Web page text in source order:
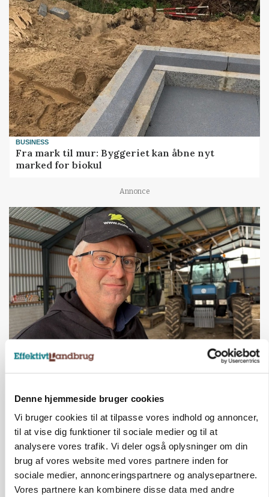
Denne hjemmeside bruger cookies
Vi bruger cookies til at tilpasse vores indhold og annoncer,
til at vise dig funktioner til sociale medier og til at
analysere vores trafik. Vi deler også oplysninger om din
brug af vores website med vores partnere inden for
sociale medier, annonceringspartnere og analysepartnere.
Vores partnere kan kombinere disse data med andre
BUSINESS
Fra mark til mur: Byggeriet kan åbne nyt
marked for biokul
Annonce
POLITIK
»Nu stopper I«: Landbrugsdebattør og
protestgruppe vil demonstrere mod ny
Annonce
Folketinget behandler ny gødskningslov: Sådan
kan den ændre din bedrift fra 2027
Annonce